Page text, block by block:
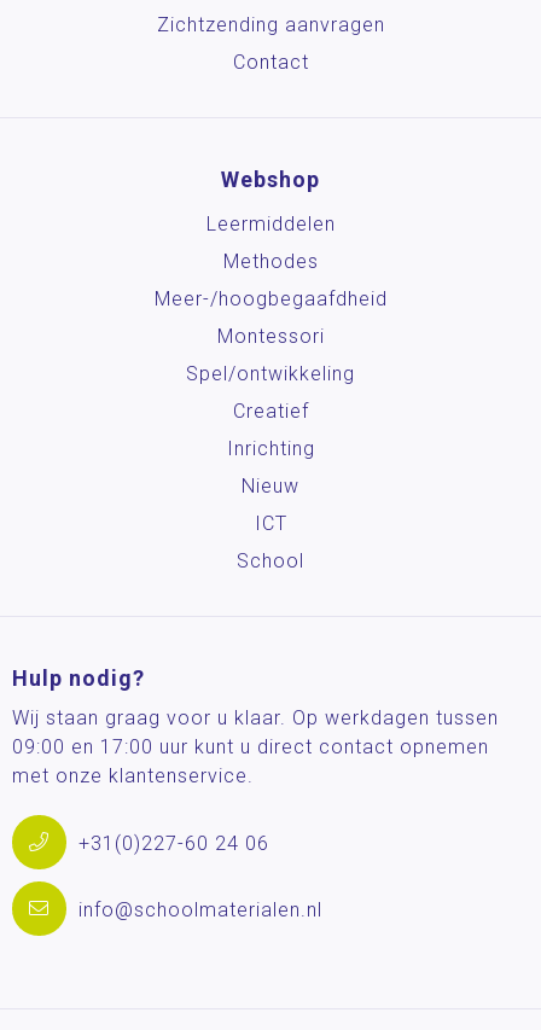
Bewegend lerenZichtzending aanvragen
Contact
Webshop
Leermiddelen
Methodes
Meer-/hoog­begaafdheid
Montessori
Spel/ontwikkeling
Creatief
Inrichting
Nieuw
ICT
School
Hulp nodig?
Wij staan graag voor u klaar. Op werkdagen tussen
09:00 en 17:00 uur kunt u direct contact opnemen
met onze klantenservice.
+31(0)227-60 24 06
info@schoolmaterialen.nl